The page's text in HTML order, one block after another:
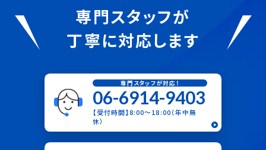
専門スタッフが
丁寧に対応します
専門スタッフが対応！
06-6914-9403
【受付時間】8:00〜18:00（年中無
休）